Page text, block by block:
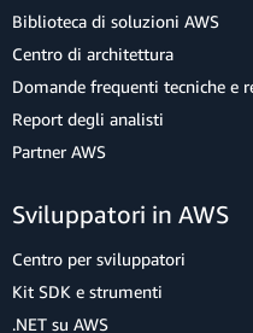
Biblioteca di soluzioni AWS
Centro di architettura
Domande frequenti tecniche e
Report degli analisti
Partner AWS
Sviluppatori in AWS
Centro per sviluppatori
Kit SDK e strumenti
.NET su AWS